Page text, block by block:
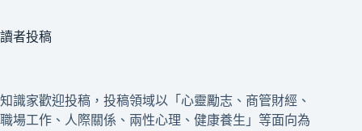
讀者投稿
知識家歡迎投稿，投稿領域以「心靈勵志、商管財經、
職場工作、人際關係、兩性心理、健康養生」等面向為